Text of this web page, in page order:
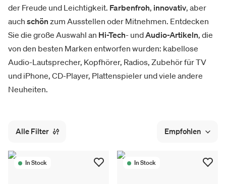
der Freude und Leichtigkeit. Farbenfroh, innovativ, aber
auch schön zum Ausstellen oder Mitnehmen. Entdecken
Sie die große Auswahl an Hi-Tech- undAudio-Artikeln, die
von den besten Marken entworfen wurden: kabellose
Audio-Lautsprecher, Kopfhörer, Radios, Zubehör für TV
und iPhone, CD-Player, Plattenspieler und viele andere
Neuheiten.
Alle Filter Empfohlen
In Stock In Stock